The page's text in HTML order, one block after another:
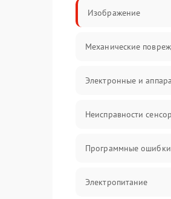
Изображение
Механические
Электронные и
Неисправности
Программные ошибки
Электропитание